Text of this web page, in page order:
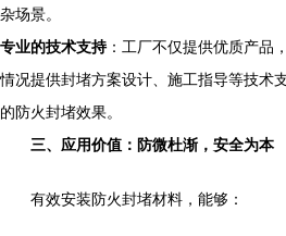
杂场景。
专业的技术支持：工厂不仅提供优质产品
情况提供封堵方案设计、施工指导等技术
的防火封堵效果。
三、应用价值：防微杜渐，安全为本
有效安装防火封堵材料，能够：